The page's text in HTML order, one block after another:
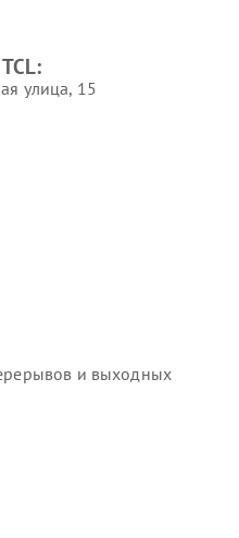
улица, 15
и выходных